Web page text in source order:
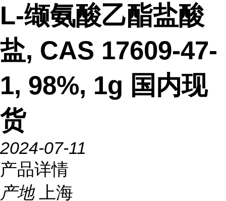
L-缬氨酸乙酯盐酸
盐, CAS 17609-47-
1, 98%, 1g 国内现
货
2024-07-11
产品详情
产地
上海